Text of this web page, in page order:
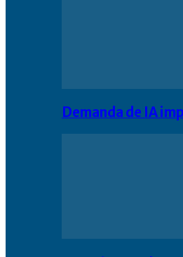
Demanda de IA